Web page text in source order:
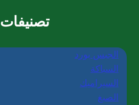
تصنيفات
الجبس بورد
السباكة
السيراميك
الصبغ